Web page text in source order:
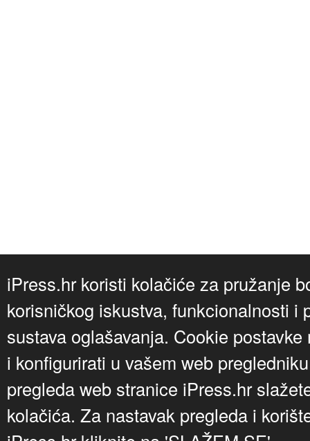
iPress.hr koristi kolačiće za pružanje
korisničkog iskustva, funkcionalnosti i
sustava oglašavanja. Cookie
i konfigurirati u vašem web
pregleda web stranice iPress.hr
kolačića. Za nastavak pregleda i